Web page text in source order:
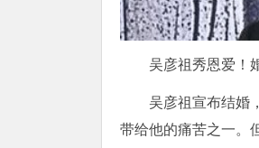
吴彦祖秀恩爱！
吴彦祖宣布结婚
带给他的痛苦之一。